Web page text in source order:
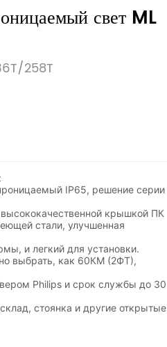
свет ML
258T
IP65, решение серии
крышкой ПК
стали, улучшенная
и легкий для установки.
выбрать, как 60КМ (2ФТ),
Philips и срок службы до 30
стоянка и другие открытые